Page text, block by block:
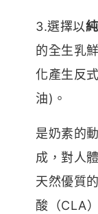
3.選擇以
的全生乳
化產生反
油)。
是奶素的
成，對人
天然優質
酸（CLA